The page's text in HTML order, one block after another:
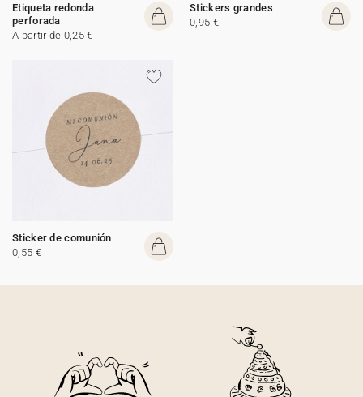
Etiqueta redonda
perforada
A partir de 0,25 €
Stickers grandes
0,95 €
Sticker de comunión
0,55 €